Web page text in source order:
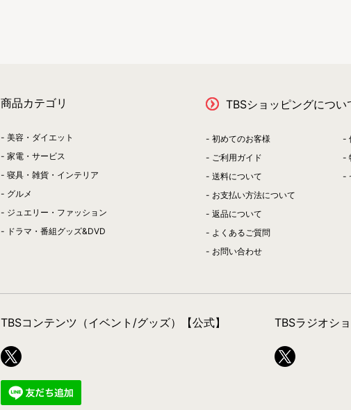
商品カテゴリ
美容・ダイエット
家電・サービス
寝具・雑貨・インテリア
グルメ
ジュエリー・ファッション
ドラマ・番組グッズ&DVD
TBSショッピングについ
初めてのお客様
ご利用ガイド
送料について
お支払い方法について
返品について
よくあるご質問
お問い合わせ
TBSコンテンツ（イベント/グッズ）【公式】 TBSラジオシ